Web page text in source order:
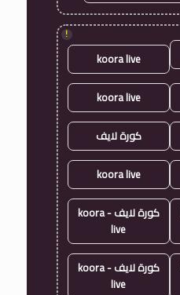
!
koora live
koora live
كورة لايف
koora live
كورة لايف - koora
live
كورة لايف - koora
live